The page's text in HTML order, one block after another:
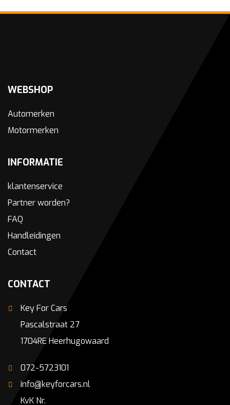
WEBSHOP
Automerken
Motormerken
INFORMATIE
klantenservice
Partner worden?
FAQ
Handleidingen
Contact
CONTACT
Key For Cars
Pascalstraat 27
1704RE Heerhugowaard
072-5723101
info@keyforcars.nl
KvK Nr.